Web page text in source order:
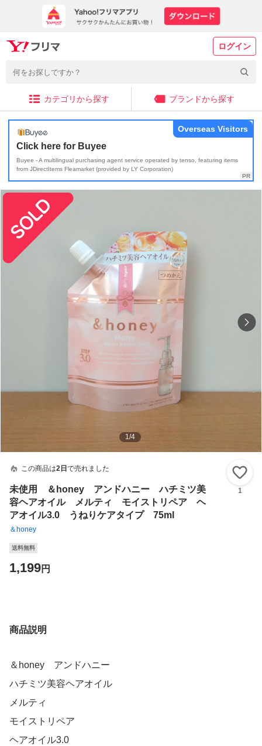
ログイン
カテゴリから探す ブランドから探す
Click here for Buyee
Buyee - A multilingual purchasing agent service operated by tenso, featuring items
from JDirectItems Fleamarket (provided by LY Corporation)
Overseas Visitors
1/4
この商品は2日 で売れました
未使用 ＆honey アンドハニー ハチミツ美
容ヘアオイル メルティ モイストリペア ヘ
アオイル3.0 うねりケアタイプ 75ml
＆honey
1
送料無料
1,199円
商品説明
＆honey アンドハニー
ハチミツ美容ヘアオイル
メルティ
モイストリペア
ヘアオイル3.0